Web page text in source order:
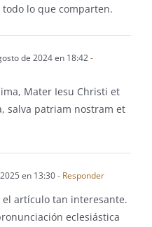
lo que comparten.
de 2024 en 18:42-
Mater Iesu Christi et
salva patriam nostram et
en 13:30- Responder
el artículo tan interesante.
eclesiástica